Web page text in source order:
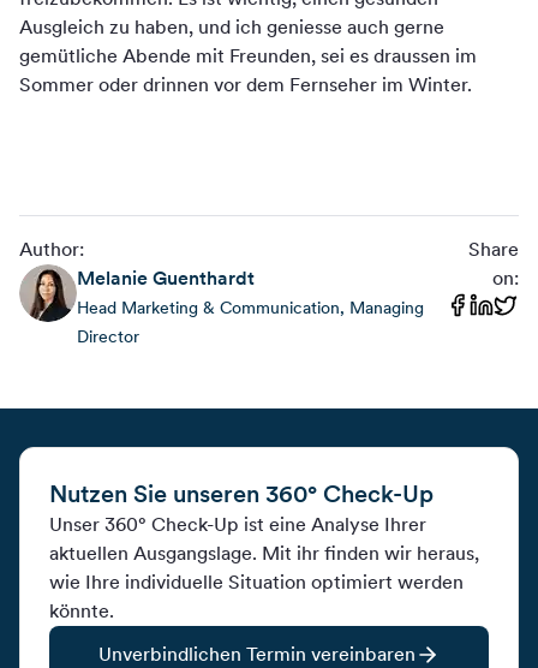
Ausgleich zu haben, und ich geniesse auch gerne
gemütliche Abende mit Freunden, sei es draussen im
Sommer oder drinnen vor dem Fernseher im Winter.
Author:
Melanie Guenthardt
Head Marketing & Communication, Managing
Director
Share
on:
Nutzen Sie unseren 360° Check-Up
Unser 360° Check-Up ist eine Analyse Ihrer
aktuellen Ausgangslage. Mit ihr finden wir heraus,
wie Ihre individuelle Situation optimiert werden
könnte.
Unverbindlichen Termin vereinbaren